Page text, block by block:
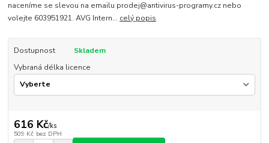
naceníme se slevou na emailu prodej@antivirus-programy.cz nebo
volejte 603951921. AVG Intern... celý popis
Dostupnost
Skladem
Vybraná délka licence
616 Kč/ks
509 Kč bez DPH